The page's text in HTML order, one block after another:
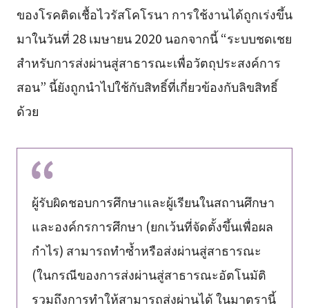
ของโรคติดเชื้อไวรัสโคโรนา การใช้งานได้ถูกเร่งขึ้น
มาในวันที่ 28 เมษายน 2020 นอกจากนี้ “ระบบชดเชย
สำหรับการส่งผ่านสู่สาธารณะเพื่อวัตถุประสงค์การ
สอน” นี้ยังถูกนำไปใช้กับสิทธิ์ที่เกี่ยวข้องกับลิขสิทธิ์
ด้วย
ผู้รับผิดชอบการศึกษาและผู้เรียนในสถานศึกษา
และองค์กรการศึกษา (ยกเว้นที่จัดตั้งขึ้นเพื่อผล
กำไร) สามารถทำซ้ำหรือส่งผ่านสู่สาธารณะ
(ในกรณีของการส่งผ่านสู่สาธารณะอัตโนมัติ
รวมถึงการทำให้สามารถส่งผ่านได้ ในมาตรานี้